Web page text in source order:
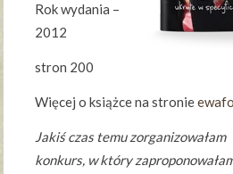
Rok wydania –
2012
stron 200
Więcej o książce na stronie
Jakiś czas temu zorganizowałam
konkurs, w który